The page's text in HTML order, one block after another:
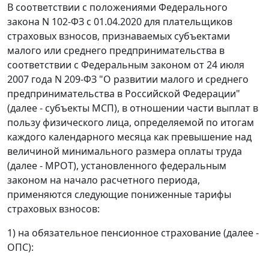
В соответствии с положениями Федерального
закона N 102-ФЗ с 01.04.2020 для плательщиков
страховых взносов, признаваемых субъектами
малого или среднего предпринимательства в
соответствии с Федеральным законом от 24 июля
2007 года N 209-ФЗ "О развитии малого и среднего
предпринимательства в Российской Федерации"
(далее - субъекты МСП), в отношении части выплат в
пользу физического лица, определяемой по итогам
каждого календарного месяца как превышение над
величиной минимального размера оплаты труда
(далее - МРОТ), установленного федеральным
законом на начало расчетного периода,
применяются следующие пониженные тарифы
страховых взносов:
1) на обязательное пенсионное страхование (далее -
ОПС):